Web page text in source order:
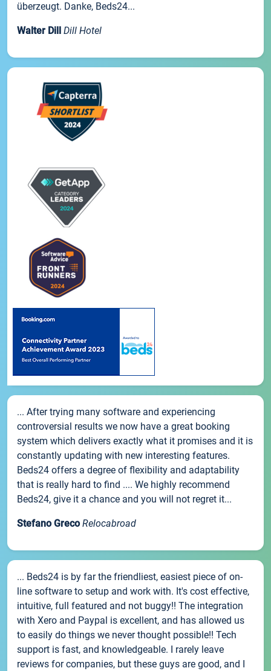
überzeugt. Danke, Beds24...
Walter Dill Dill Hotel
... After trying many software and experiencing
controversial results we now have a great booking
system which delivers exactly what it promises and it is
constantly updating with new interesting features.
Beds24 offers a degree of flexibility and adaptability
that is really hard to find .... We highly recommend
Beds24, give it a chance and you will not regret it...
Stefano Greco Relocabroad
... Beds24 is by far the friendliest, easiest piece of on-
line software to setup and work with. It's cost effective,
intuitive, full featured and not buggy!! The integration
with Xero and Paypal is excellent, and has allowed us
to easily do things we never thought possible!! Tech
support is fast, and knowledgeable. I rarely leave
reviews for companies, but these guys are good, and I